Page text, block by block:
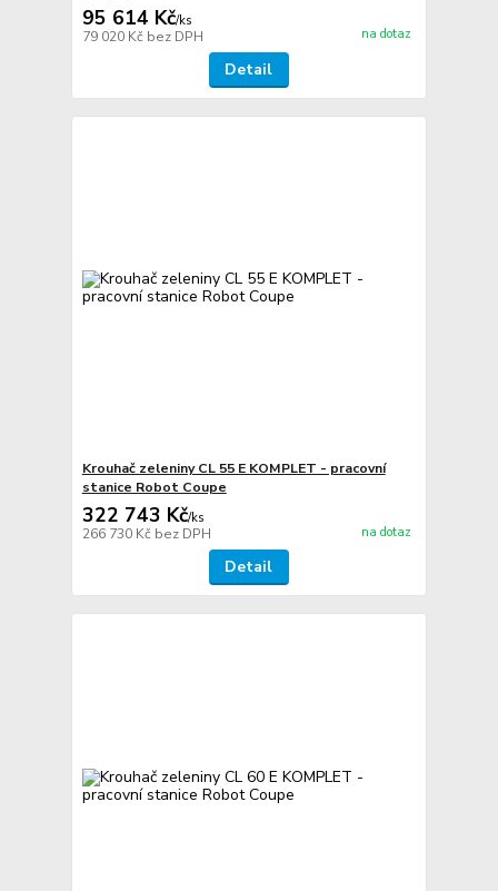
95 614 Kč/ks
79 020 Kč bez DPH na dotaz
Detail
Krouhač zeleniny CL 55 E KOMPLET - pracovní
stanice Robot Coupe
322 743 Kč/ks
266 730 Kč bez DPH na dotaz
Detail